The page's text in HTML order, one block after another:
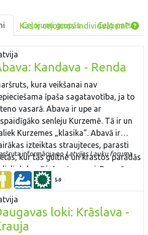
Ceļojumi grupās Ceļo pats
Kas ir ceļojums individuāļiem?
Kandava - Renda
kura veikšanai nav
īpaša sagatavotība, ja to
vasarā. Abava ir upe ar
senleju Kurzemē. Tā ir un
Kurzemes „klasika”. Abavā ir
izteiktas straujteces, parasti
kur tās gultnē un krastos parādās
dolomītiežu atsegumi. Posmā
Veģiem un Rendu upes kritums
un tā kļūst „mierīgāka”.
no Kandavas līdz Sabilei ir viena
retajām Latvijas upēm, kuras krastos
pieejams ļoti daudzveidīgs ar tūrismu
informācija no Latvijas Lauku foruma
5-9
loki: Krāslava -